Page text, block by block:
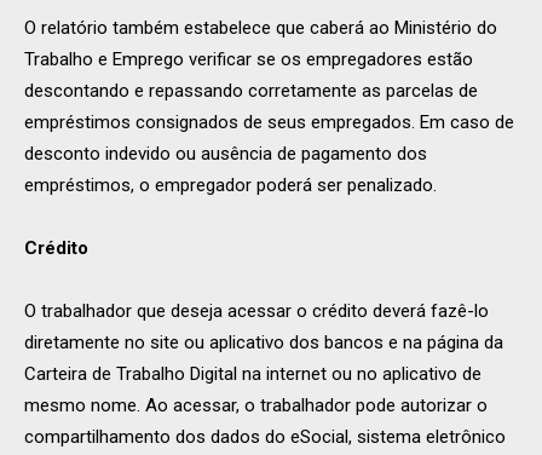
O relatório também estabelece que caberá ao Ministério do
Trabalho e Emprego verificar se os empregadores estão
descontando e repassando corretamente as parcelas de
empréstimos consignados de seus empregados. Em caso de
desconto indevido ou ausência de pagamento dos
empréstimos, o empregador poderá ser penalizado.
Crédito
O trabalhador que deseja acessar o crédito deverá fazê-lo
diretamente no site ou aplicativo dos bancos e na página da
Carteira de Trabalho Digital na internet ou no aplicativo de
mesmo nome. Ao acessar, o trabalhador pode autorizar o
compartilhamento dos dados do eSocial, sistema eletrônico